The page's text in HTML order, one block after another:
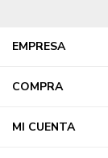
EMPRESA
COMPRA
MI CUENTA